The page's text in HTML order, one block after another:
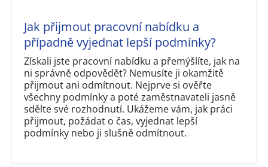
Jak přijmout pracovní nabídku a
případně vyjednat lepší podmínky?
Získali jste pracovní nabídku a přemýšlíte, jak na
ni správně odpovědět? Nemusíte ji okamžitě
přijmout ani odmítnout. Nejprve si ověřte
všechny podmínky a poté zaměstnavateli jasně
sdělte své rozhodnutí. Ukážeme vám, jak práci
přijmout, požádat o čas, vyjednat lepší
podmínky nebo ji slušně odmítnout.